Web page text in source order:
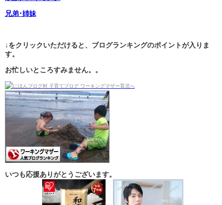
兄弟･姉妹
↓をクリックいただけると、ブログランキングのポイントが入りま
す。
お忙しいところすみません。。
いつも応援ありがとうございます。